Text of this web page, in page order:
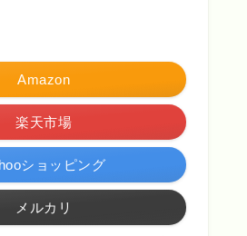
Amazon
楽天市場
ショッピング
メルカリ